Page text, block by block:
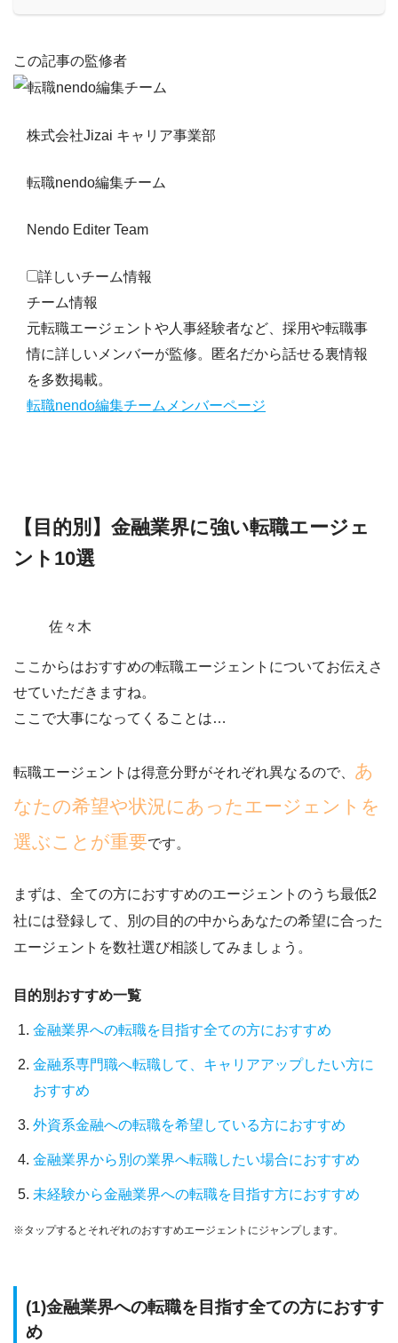
この記事の監修者
株式会社Jizai キャリア事業部
転職nendo編集チーム
Nendo Editer Team
詳しいチーム情報
チーム情報
元転職エージェントや人事経験者など、採用や転職事
情に詳しいメンバーが監修。匿名だから話せる裏情報
を多数掲載。
転職nendo編集チームメンバーページ
【目的別】金融業界に強い転職エージェ
ント10選
佐々木
ここからはおすすめの転職エージェントについてお伝えさ
せていただきますね。
ここで大事になってくることは…
転職エージェントは得意分野がそれぞれ異なるので、 あ
なたの希望や状況にあったエージェントを
選ぶことが重要です。
まずは、全ての方におすすめのエージェントのうち最低2
社には登録して、別の目的の中からあなたの希望に合った
エージェントを数社選び相談してみましょう。
目的別おすすめ一覧
金融業界への転職を目指す全ての方におすすめ
金融系専門職へ転職して、キャリアアップしたい方に
おすすめ
外資系金融への転職を希望している方におすすめ
金融業界から別の業界へ転職したい場合におすすめ
未経験から金融業界への転職を目指す方におすすめ
※タップするとそれぞれのおすすめエージェントにジャンプします。
(1)金融業界への転職を目指す全ての方におすす
め